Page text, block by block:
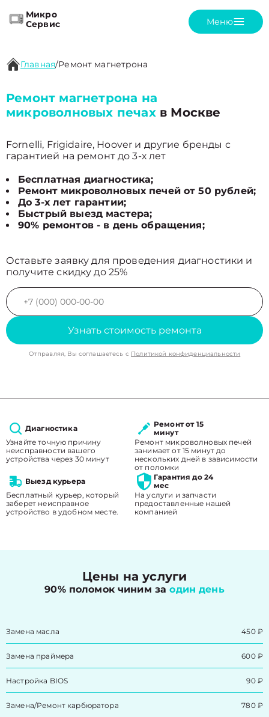
Микро
Сервис
Меню
Главная/Ремонт магнетрона
Ремонт магнетрона на
микроволновых печахв Москве
Fornelli, Frigidaire, Hoover и другие бренды с
гарантией на ремонт до 3-х лет
Бесплатная диагностика;
Ремонт микроволновых печей от 50 рублей;
До 3-х лет гарантии;
Быстрый выезд мастера;
90% ремонтов - в день обращения;
Оставьте заявку для проведения диагностики и
получите скидку до 25%
Узнать стоимость ремонта
Отправляя, Вы соглашаетесь с Политикой конфиденциальности
Диагностика
Узнайте точную причину
неисправности вашего
устройства через 30 минут
Ремонт от 15
минут
Ремонт микроволновых печей
занимает от 15 минут до
нескольких дней в зависимости
от поломки
Выезд курьера
Бесплатный курьер, который
заберет неисправное
устройство в удобном месте.
Гарантия до 24
мес
На услуги и запчасти
предоставленные нашей
компанией
Цены на услуги
90% поломок чиним заодин день
Замена масла 450 ₽
Замена праймера 600 ₽
Настройка BIOS 90 ₽
Замена/Pемонт карбюратора 780 ₽